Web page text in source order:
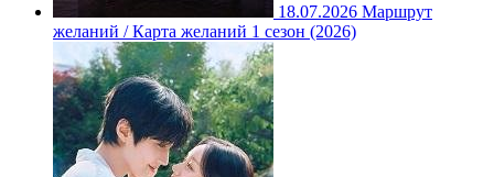
18.07.2026 Маршрут
желаний / Карта желаний 1 сезон (2026)